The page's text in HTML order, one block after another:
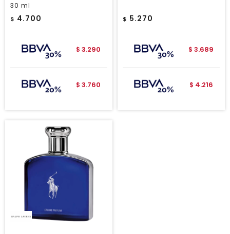
30 ml
$ 4.700
$ 3.290
$ 3.760
$ 5.270
$ 3.689
$ 4.216